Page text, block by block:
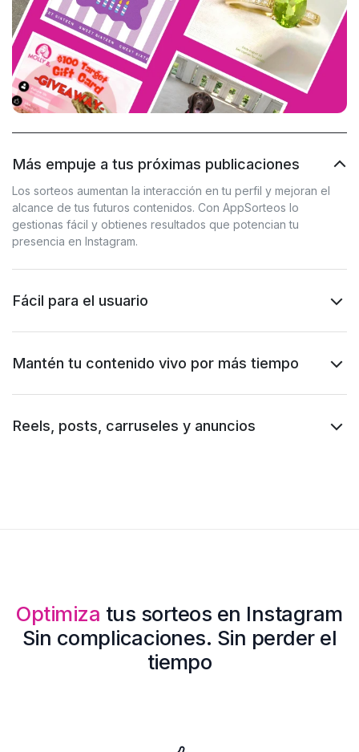
Más empuje a tus próximas publicaciones
Los sorteos aumentan la interacción en tu perfil y mejoran el
alcance de tus futuros contenidos. Con AppSorteos lo
gestionas fácil y obtienes resultados que potencian tu
presencia en Instagram.
Fácil para el usuario
Mantén tu contenido vivo por más tiempo
Reels, posts, carruseles y anuncios
Optimiza tus sorteos en Instagram
Sin complicaciones. Sin perder el
tiempo